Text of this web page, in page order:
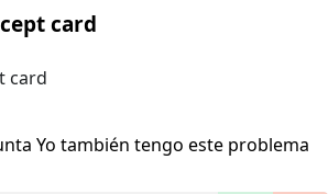
card
card
Yo también tengo este problema